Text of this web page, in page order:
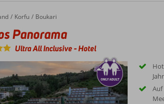
Korfu Boukari
Panorama
Ultra All Inclusive-Hotel